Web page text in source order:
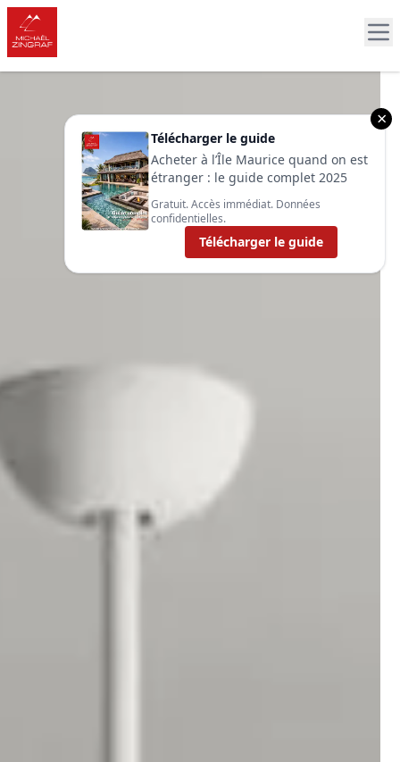
×
Télécharger le guide
Acheter à l’Île Maurice quand on est
étranger : le guide complet 2025
Gratuit. Accès immédiat. Données
confidentielles.
Télécharger le guide